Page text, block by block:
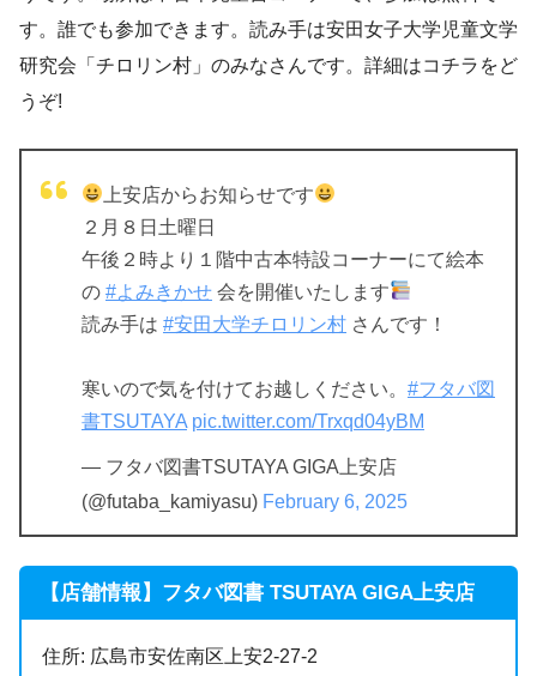
す。誰でも参加できます。読み手は安田女子大学児童文学
研究会「チロリン村」のみなさんです。詳細はコチラをど
うぞ!
上安店からお知らせです
２月８日土曜日
午後２時より１階中古本特設コーナーにて絵本
の #よみきかせ 会を開催いたします
読み手は #安田大学チロリン村 さんです！
寒いので気を付けてお越しください。 #フタバ図
書TSUTAYA pic.twitter.com/Trxqd04yBM
— フタバ図書TSUTAYA GIGA上安店
(@futaba_kamiyasu) February 6, 2025
【店舗情報】フタバ図書 TSUTAYA GIGA上安店
住所: 広島市安佐南区上安2-27-2